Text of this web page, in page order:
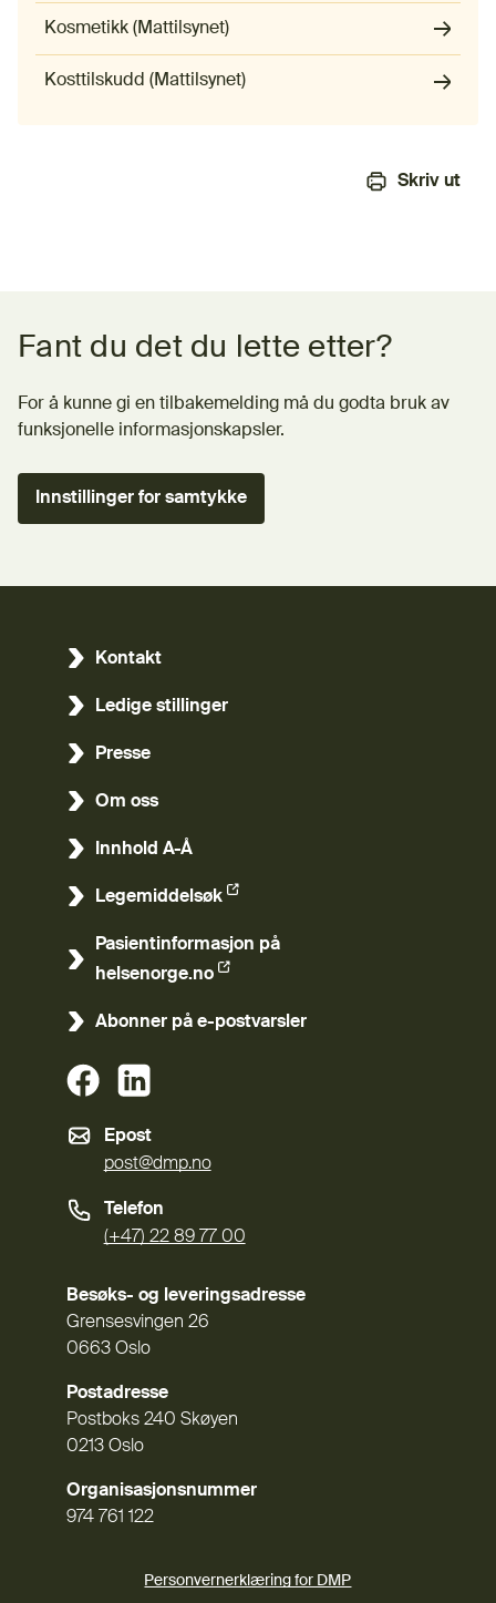
Kosmetikk (Mattilsynet)
(Ekstern lenke)
Kosttilskudd (Mattilsynet)
(Ekstern lenke)
Skriv ut
Fant du det du lette etter?
For å kunne gi en tilbakemelding må du godta bruk av
funksjonelle informasjonskapsler.
Innstillinger for samtykke
Kontakt
Ledige stillinger
Presse
Om oss
Innhold A-Å
Legemiddelsøk
(Ekstern lenke)
Pasientinformasjon på
helsenorge.no
(Ekstern lenke)
Abonner på e-postvarsler
(Ekstern lenke)
Epost
post@dmp.no
Telefon
(+47) 22 89 77 00
Besøks- og leveringsadresse
Grensesvingen 26
0663 Oslo
Postadresse
Postboks 240 Skøyen
0213 Oslo
Organisasjonsnummer
974 761 122
Personvernerklæring for DMP